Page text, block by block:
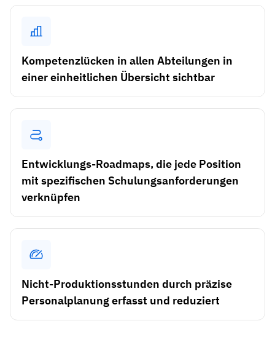
Schulungseffektivität
Prognosen & Trends
19. März 2026
Kompetenzlücken in allen Abteilungen in
einer einheitlichen Übersicht sichtbar
Entwicklungs-Roadmaps, die jede Position
mit spezifischen Schulungsanforderungen
verknüpfen
Nicht-Produktionsstunden durch präzise
Personalplanung erfasst und reduziert